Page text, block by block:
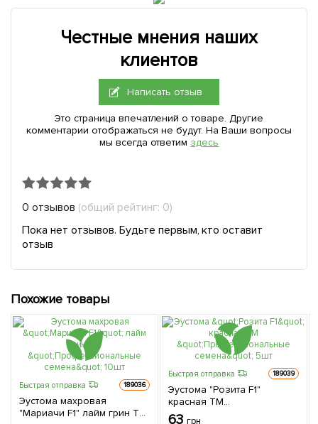
Честные мнения наших
клиентов
Написать отзыв
Это страница впечатлений о товаре. Другие
комментарии отображаться не будут. На Ваши вопросы
мы всегда ответим здесь
0 отзывов (общий рейтинг: 0)
Пока нет отзывов. Будьте первым, кто оставит
отзыв
Похожие товары
Быстрая отправка 189036
Эустома махровая
"Мариачи F1" лайм грин ТМ
Быстрая отправка 189039
Эустома "Розита F1"
красная ТМ
"Профессиональные
63 грн